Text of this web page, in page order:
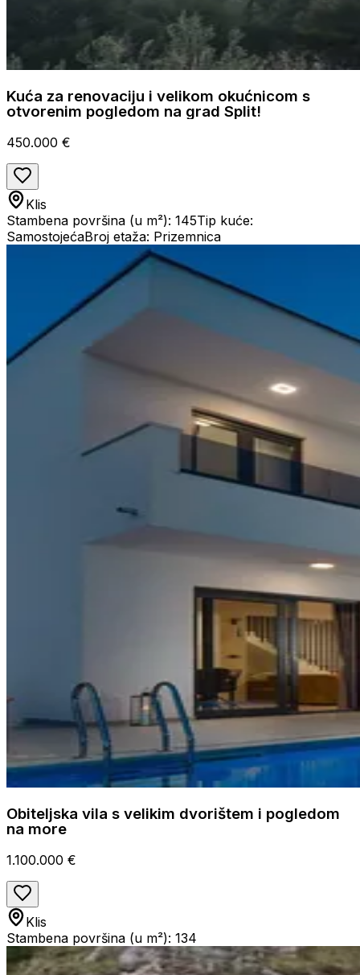
Kuća za renovaciju i velikom okućnicom s
otvorenim pogledom na grad Split!
450.000 €
Klis
Stambena površina (u m²): 145Tip kuće:
SamostojećaBroj etaža: Prizemnica
Obiteljska vila s velikim dvorištem i pogledom
na more
1.100.000 €
Klis
Stambena površina (u m²): 134